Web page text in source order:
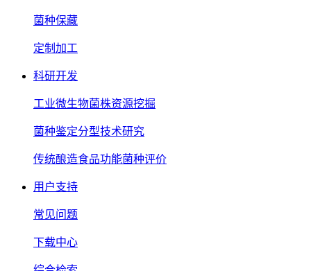
菌种保藏
定制加工
科研开发
工业微生物菌株资源挖掘
菌种鉴定分型技术研究
传统酿造食品功能菌种评价
用户支持
常见问题
下载中心